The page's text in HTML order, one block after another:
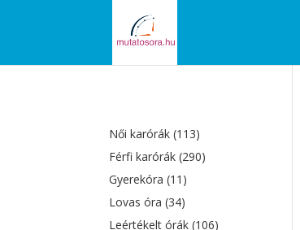
Női karórák(113)
Férfi karórák(290)
Gyerekóra(11)
Lovas óra(34)
Leértékelt órák(106)